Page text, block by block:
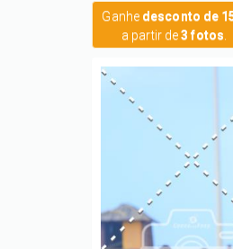
Ganhe desconto de
a partir de3 fotos